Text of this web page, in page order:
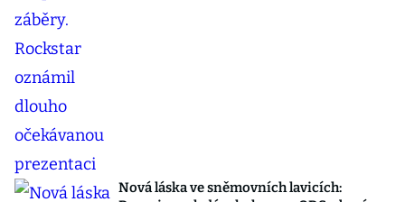
Nová láska ve sněmovních lavicích: